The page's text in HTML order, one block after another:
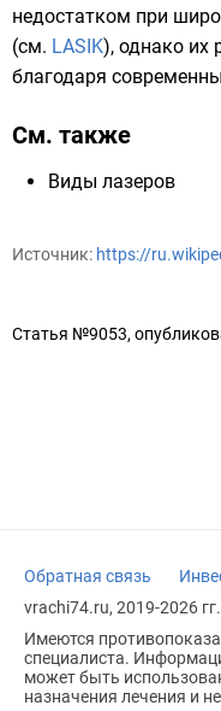
недостатком при
(см. LASIK), однако их
благодаря
См. также
Виды лазеров
Источник: https://
Статья №9053,
Обратная связь
vrachi74.ru, 2019-2026 гг.
Имеются
специалиста.
может быть
назначения лечения и